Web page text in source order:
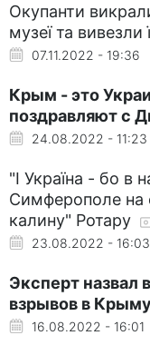
Окупанти
музеї та
07.11.2022 - 19:36
Крым - это
поздравляют с
24.08.2022 - 11:23
"І Україна - бо в
Симферополе на
калину" Ротару
23.08.2022 - 16:03
Эксперт
взрывов в
16.08.2022 - 16:01